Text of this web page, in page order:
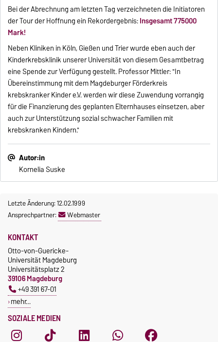
Bei der Abrechnung am letzten Tag verzeichneten die Initiatoren
der Tour der Hoffnung ein Rekordergebnis:Insgesamt 775000
Mark!
Neben Kliniken in Köln, Gießen und Trier wurde eben auch der
Kinderkrebsklinik unserer Universität von diesem Gesamtbetrag
eine Spende zur Verfügung gestellt. Professor Mittler: "In
Übereinstimmung mit dem Magdeburger Förderkreis
krebskranker Kinder e.V. werden wir diese Zuwendung vorrangig
für die Finanzierung des geplanten Elternhauses einsetzen, aber
auch zur Unterstützung sozial schwacher Familien mit
krebskranken Kindern."
Autor:in
Kornelia Suske
Letzte Änderung: 12.02.1999
Ansprechpartner:
Webmaster
SOZIALE MEDIEN
KONTAKT
Otto-von-Guericke-
Universität Magdeburg
Universitätsplatz 2
39106 Magdeburg
+49 391 67-01
mehr…